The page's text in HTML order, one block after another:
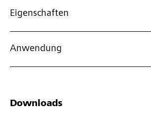
Eigenschaften
Anwendung
Downloads